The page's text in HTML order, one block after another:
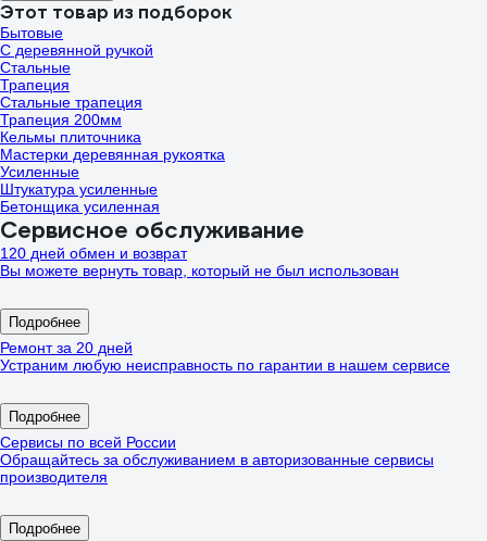
Этот товар из подборок
Бытовые
С деревянной ручкой
Стальные
Трапеция
Стальные трапеция
Трапеция 200мм
Кельмы плиточника
Мастерки деревянная рукоятка
Усиленные
Штукатура усиленные
Бетонщика усиленная
Сервисное обслуживание
120 дней обмен и возврат
Вы можете вернуть товар, который не был использован
Подробнее
Ремонт за 20 дней
Устраним любую неисправность по гарантии в нашем сервисе
Подробнее
Сервисы по всей России
Обращайтесь за обслуживанием в авторизованные сервисы
производителя
Подробнее